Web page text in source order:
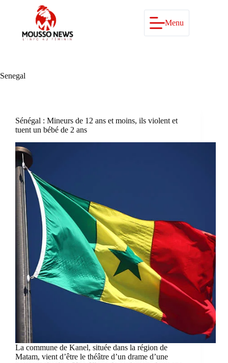
Menu
Senegal
Sénégal : Mineurs de 12 ans et moins, ils violent et
tuent un bébé de 2 ans
La commune de Kanel, située dans la région de
Matam, vient d’être le théâtre d’un drame d’une